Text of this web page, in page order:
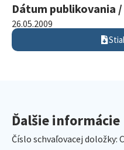
Dátum publikovania
26.05.2009
Ďalšie informácie
Číslo schvaľovacej doložky: